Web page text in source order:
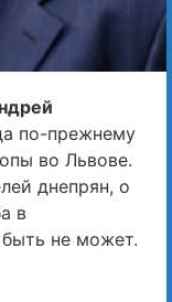
по-прежнему
во Львове.
днепрян, о
в
не может.